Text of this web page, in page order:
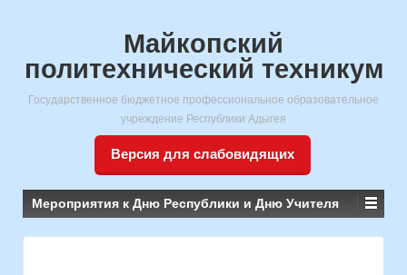
Майкопский
политехнический техникум
Государственное бюджетное профессиональное образовательное
учреждение Республики Адыгея
Версия для слабовидящих
Мероприятия к Дню Республики и Дню Учителя